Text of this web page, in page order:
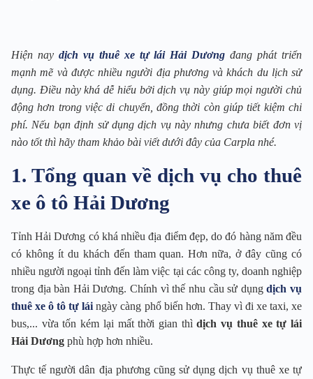
Hiện nay dịch vụ thuê xe tự lái Hải Dương đang phát triển
mạnh mẽ và được nhiều người địa phương và khách du lịch sử
dụng. Điều này khá dễ hiểu bởi dịch vụ này giúp mọi người chủ
động hơn trong việc di chuyển, đồng thời còn giúp tiết kiệm chi
phí. Nếu bạn định sử dụng dịch vụ này nhưng chưa biết đơn vị
nào tốt thì hãy tham khảo bài viết dưới đây của Carpla nhé.
1. Tổng quan về dịch vụ cho thuê
xe ô tô Hải Dương
Tỉnh Hải Dương có khá nhiều địa điểm đẹp, do đó hàng năm đều
có không ít du khách đến tham quan. Hơn nữa, ở đây cũng có
nhiều người ngoại tỉnh đến làm việc tại các công ty, doanh nghiệp
trong địa bàn Hải Dương. Chính vì thế nhu cầu sử dụngdịch vụ
thuê xe ô tô tự lái ngày càng phổ biến hơn. Thay vì đi xe taxi, xe
bus,... vừa tốn kém lại mất thời gian thìdịch vụ thuê xe tự lái
Hải Dương phù hợp hơn nhiều.
Thực tế người dân địa phương cũng sử dụng dịch vụ thuê xe tự